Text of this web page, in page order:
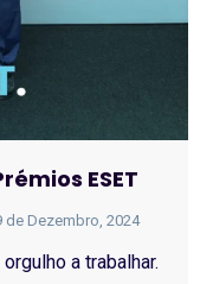
ESET
de Dezembro, 2024
a trabalhar.